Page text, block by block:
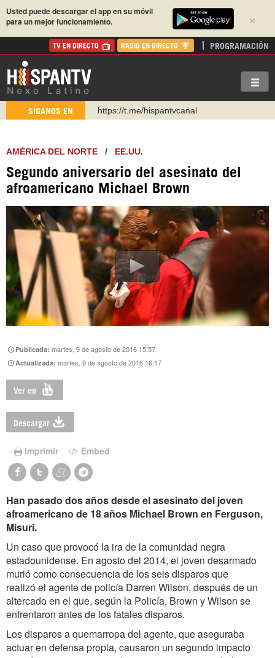
×
Usted puede descargar el app en su móvil
para un mejor funcionamiento.
TV EN DIRECTO RADIO EN DIRECTO PROGRAMACIÓN
SÍGANOS EN
https://t.me/hispantvcanal
https://urmedium.com/c/hispantv
Instagram como: hispan_tv
https://www.facebook.com/Nexolatino.Canal
https://www.youtube.com/@nexo_latino
http://twitter.com/nexo_latino
AMÉRICA DEL NORTE / EE.UU.
Segundo aniversario del asesinato del
afroamericano Michael Brown
Publicada:martes, 9 de agosto de 2016 15:57
Actualizada:martes, 9 de agosto de 2016 16:17
Ver en
Descargar
Imprimir Embed
Han pasado dos años desde el asesinato del joven
afroamericano de 18 años Michael Brown en Ferguson,
Misuri.
Un caso que provocó la ira de la comunidad negra
estadounidense. En agosto del 2014, el joven desarmado
murió como consecuencia de los seis disparos que
realizó el agente de policía Darren Wilson, después de un
altercado en el que, según la Policía, Brown y Wilson se
enfrentaron antes de los fatales disparos.
Los disparos a quemarropa del agente, que aseguraba
actuar en defensa propia, causaron un segundo impacto